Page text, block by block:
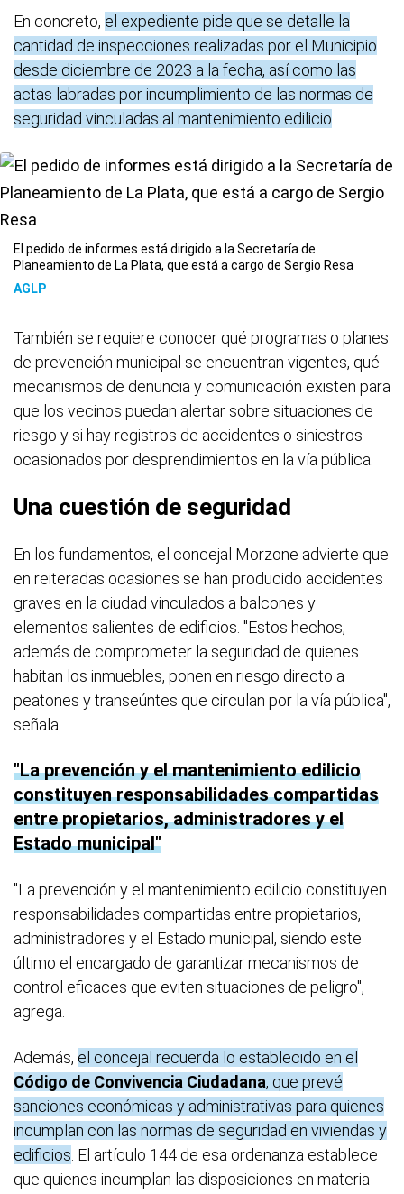
En concreto, el expediente pide que se detalle la
cantidad de inspecciones realizadas por el Municipio
desde diciembre de 2023 a la fecha, así como las
actas labradas por incumplimiento de las normas de
seguridad vinculadas al mantenimiento edilicio
El pedido de informes está dirigido a la Secretaría de
Planeamiento de La Plata, que está a cargo de Sergio Resa
AGLP
También se requiere conocer qué programas o planes
de prevención municipal se encuentran vigentes, qué
mecanismos de denuncia y comunicación existen para
que los vecinos puedan alertar sobre situaciones de
riesgo y si hay registros de accidentes o siniestros
ocasionados por desprendimientos en la vía pública.
Una cuestión de seguridad
En los fundamentos, el concejal Morzone advierte que
en reiteradas ocasiones se han producido accidentes
graves en la ciudad vinculados a balcones y
elementos salientes de edificios. "Estos hechos,
además de comprometer la seguridad de quienes
habitan los inmuebles, ponen en riesgo directo a
peatones y transeúntes que circulan por la vía pública",
señala.
La prevención y el mantenimiento edilicio
constituyen responsabilidades compartidas
entre propietarios, administradores y el
Estado municipal
"La prevención y el mantenimiento edilicio constituyen
responsabilidades compartidas entre propietarios,
administradores y el Estado municipal, siendo este
último el encargado de garantizar mecanismos de
control eficaces que eviten situaciones de peligro",
agrega.
Además, el concejal recuerda lo establecido en el
Código de Convivencia Ciudadana, que prevé
sanciones económicas y administrativas para quienes
incumplan con las normas de seguridad en viviendas y
edificios . El artículo 144 de esa ordenanza establece
que quienes incumplan las disposiciones en materia